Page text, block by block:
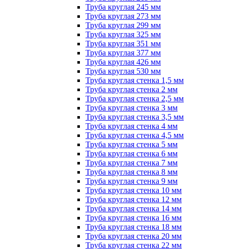
Труба круглая 245 мм
Труба круглая 273 мм
Труба круглая 299 мм
Труба круглая 325 мм
Труба круглая 351 мм
Труба круглая 377 мм
Труба круглая 426 мм
Труба круглая 530 мм
Труба круглая стенка 1,5 мм
Труба круглая стенка 2 мм
Труба круглая стенка 2,5 мм
Труба круглая стенка 3 мм
Труба круглая стенка 3,5 мм
Труба круглая стенка 4 мм
Труба круглая стенка 4,5 мм
Труба круглая стенка 5 мм
Труба круглая стенка 6 мм
Труба круглая стенка 7 мм
Труба круглая стенка 8 мм
Труба круглая стенка 9 мм
Труба круглая стенка 10 мм
Труба круглая стенка 12 мм
Труба круглая стенка 14 мм
Труба круглая стенка 16 мм
Труба круглая стенка 18 мм
Труба круглая стенка 20 мм
Труба круглая стенка 22 мм